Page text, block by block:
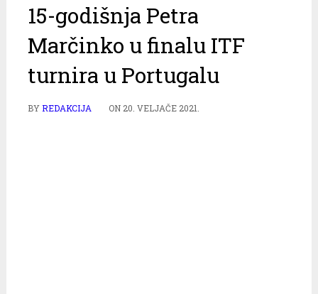
15-godišnja Petra
Marčinko u finalu ITF
turnira u Portugalu
BYREDAKCIJA ON 20. VELJAČE 2021.